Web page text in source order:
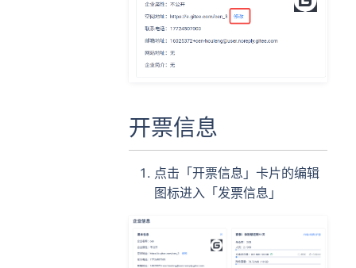
开票信息
点击「开票信息」卡片的编辑
图标进入「发票信息」